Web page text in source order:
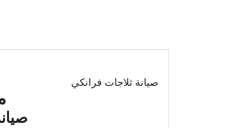
صيانة ثلاجات فرانكي
صيانة